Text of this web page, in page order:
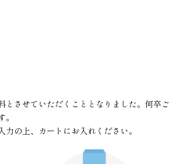
させていただくこととなりました。何卒ご
の上、カートにお入れください。